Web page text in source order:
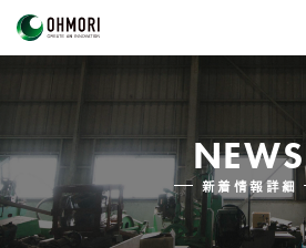
NEWS
新着情報詳細